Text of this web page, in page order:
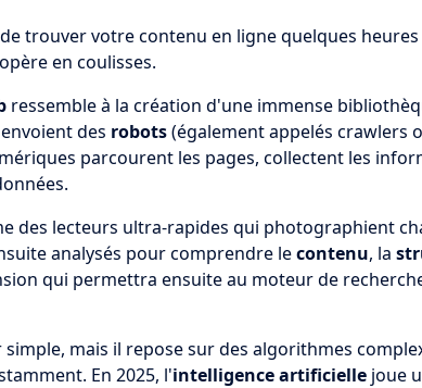
trouver votre contenu en ligne quelques
en coulisses.
ressemble à la création d'une immense
des robots(également appelés crawlers
parcourent les pages, collectent les
des lecteurs ultra-rapides qui photographient
analysés pour comprendre lecontenu, la
qui permettra ensuite au moteur de
mais il repose sur des algorithmes
En 2025, l'intelligence artificielle joue